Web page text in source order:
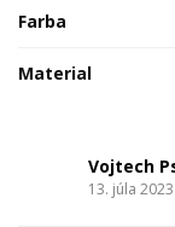
Farba
Material
Vojtech
13. júla 2023